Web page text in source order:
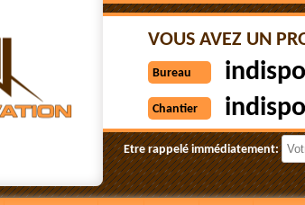
VOUS AVEZ UN
Bureau
Chantier
Etre rappelé immédiatement: